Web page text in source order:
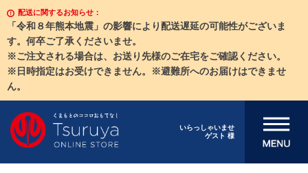
配送に関するお知らせ：
「令和８年熊本地震」の影響により配送遅延の可能性がございま
す。何卒ご了承くださいませ。
※ご注文される場合は、お送り先様のご在宅をご確認ください。
※日時指定はお受けできません。※避難所へのお届けはできませ
ん。
いらっしゃいませ
ゲスト 様
メニューを開